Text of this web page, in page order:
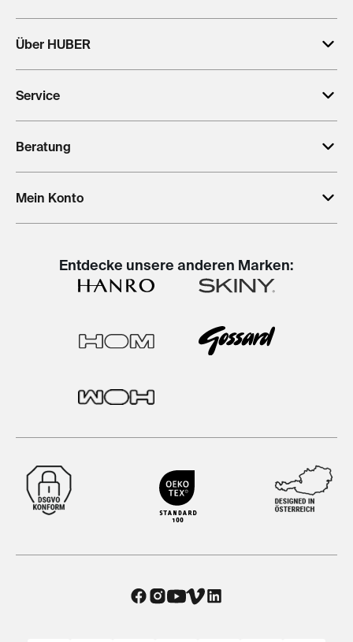
Über HUBER
Service
Beratung
Mein Konto
Entdecke unsere anderen Marken: